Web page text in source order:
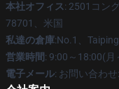
本社オフィス: 2501コン
78701、米国
私達の倉庫:No.1、
営業時間: 9:00～18:00(月
電子メール: お問い合わ